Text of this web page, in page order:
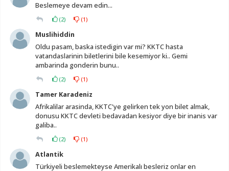
Beslemeye devam edin...
(2) (1)
Muslihiddin
Oldu pasam, baska istedigin var mi? KKTC hasta
vatandaslarinin biletlerini bile kesemiyor ki.. Gemi
ambarinda gonderin bunu..
(2) (1)
Tamer Karadeniz
Afrikalilar arasinda, KKTC'ye gelirken tek yon bilet almak,
donusu KKTC devleti bedavadan kesiyor diye bir inanis var
galiba..
(2) (1)
Atlantik
Türkiyeli beslemekteyse Amerikalı besleriz onlar en